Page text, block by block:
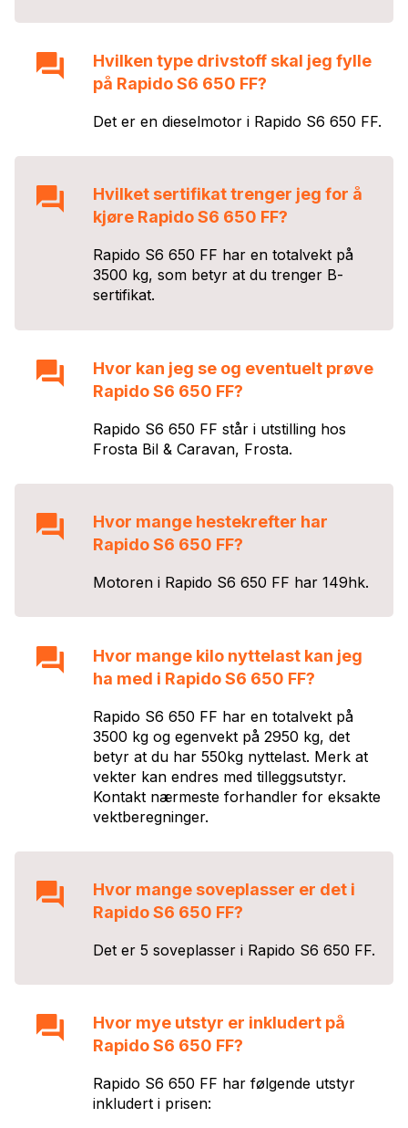
Hvilken type drivstoff skal jeg fylle
på Rapido S6 650 FF?
Det er en dieselmotor i Rapido S6 650 FF.
Hvilket sertifikat trenger jeg for å
kjøre Rapido S6 650 FF?
Rapido S6 650 FF har en totalvekt på
3500 kg, som betyr at du trenger B-
sertifikat.
Hvor kan jeg se og eventuelt prøve
Rapido S6 650 FF?
Rapido S6 650 FF står i utstilling hos
Frosta Bil & Caravan, Frosta.
Hvor mange hestekrefter har
Rapido S6 650 FF?
Motoren i Rapido S6 650 FF har 149hk.
Hvor mange kilo nyttelast kan jeg
ha med i Rapido S6 650 FF?
Rapido S6 650 FF har en totalvekt på
3500 kg og egenvekt på 2950 kg, det
betyr at du har 550kg nyttelast. Merk at
vekter kan endres med tilleggsutstyr.
Kontakt nærmeste forhandler for eksakte
vektberegninger.
Hvor mange soveplasser er det i
Rapido S6 650 FF?
Det er 5 soveplasser i Rapido S6 650 FF.
Hvor mye utstyr er inkludert på
Rapido S6 650 FF?
Rapido S6 650 FF har følgende utstyr
inkludert i prisen: